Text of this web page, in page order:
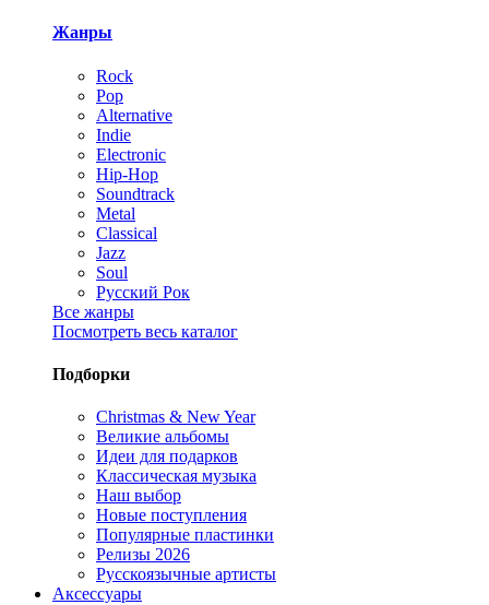
Жанры
Rock
Pop
Alternative
Indie
Electronic
Hip-Hop
Soundtrack
Metal
Classical
Jazz
Soul
Русский Рок
Все жанры
Посмотреть весь каталог
Подборки
Christmas & New Year
Великие альбомы
Идеи для подарков
Классическая музыка
Наш выбор
Новые поступления
Популярные пластинки
Релизы 2026
Русскоязычные артисты
Аксессуары